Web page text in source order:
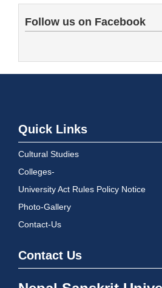
Follow us on Facebook
Quick Links
Cultural Studies
Colleges-
University Act Rules Policy Notice
Photo-Gallery
Contact-Us
Contact Us